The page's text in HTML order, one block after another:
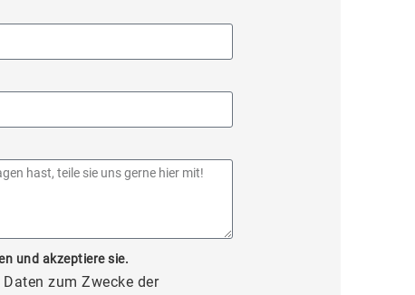
und akzeptiere sie.
zum Zwecke der